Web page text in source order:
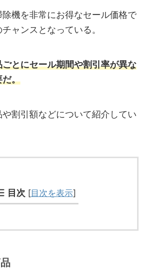
機を非常にお得なセール価格で
ャンスとなっている。
とにセール期間や割引率が異な
だ。
割引額などについて紹介してい
目次 [目次を表示]